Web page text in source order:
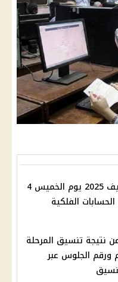
المولد النبوي الشريف 2025 يوم الخميس 4
الفلكية
نتيجة تنسيق المرحلة
بالأسم ورقم الجلوس عبر